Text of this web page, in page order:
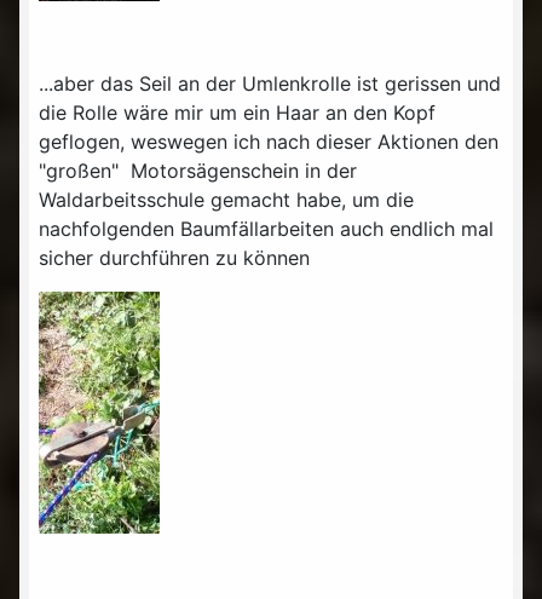
...aber das Seil an der Umlenkrolle ist gerissen und
die Rolle wäre mir um ein Haar an den Kopf
geflogen, weswegen ich nach dieser Aktionen den
"großen" Motorsägenschein in der
Waldarbeitsschule gemacht habe, um die
nachfolgenden Baumfällarbeiten auch endlich mal
sicher durchführen zu können